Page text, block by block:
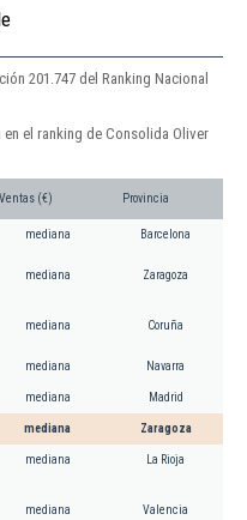
201.747 del Ranking Nacional
el ranking de Consolida Oliver
Ventas (€) Provincia
mediana Barcelona
mediana Zaragoza
mediana Coruña
mediana Navarra
mediana Madrid
mediana Zaragoza
mediana La Rioja
mediana Valencia